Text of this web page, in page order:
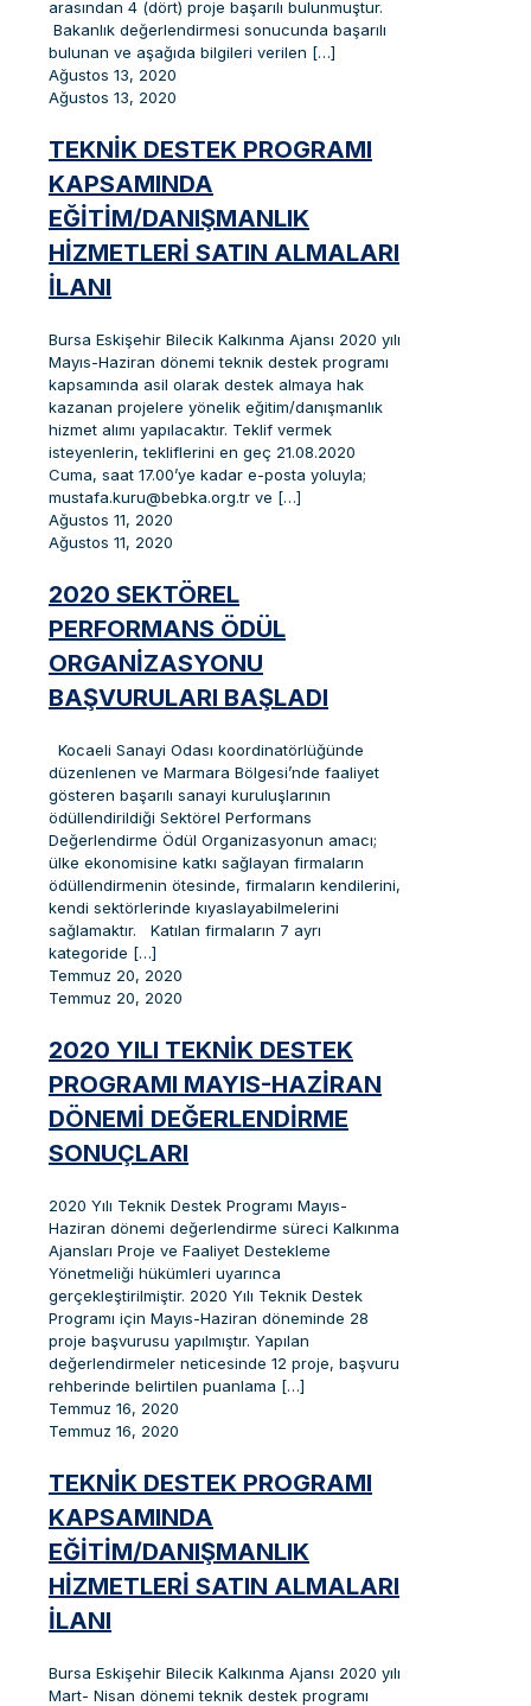
arasından 4 (dört) proje başarılı bulunmuştur.
Bakanlık değerlendirmesi sonucunda başarılı
bulunan ve aşağıda bilgileri verilen […]
Ağustos 13, 2020
Ağustos 13, 2020
TEKNIK DESTEK PROGRAMI
KAPSAMINDA
EĞITIM/DANIŞMANLIK
HIZMETLERI SATIN ALMALARI
İLANI
Bursa Eskişehir Bilecik Kalkınma Ajansı 2020 yılı
Mayıs-Haziran dönemi teknik destek programı
kapsamında asil olarak destek almaya hak
kazanan projelere yönelik eğitim/danışmanlık
hizmet alımı yapılacaktır. Teklif vermek
isteyenlerin, tekliflerini en geç 21.08.2020
Cuma, saat 17.00’ye kadar e-posta yoluyla;
mustafa.kuru@bebka.org.tr ve […]
Ağustos 11, 2020
Ağustos 11, 2020
2020 SEKTÖREL
PERFORMANS ÖDÜL
ORGANIZASYONU
BAŞVURULARI BAŞLADI
Kocaeli Sanayi Odası koordinatörlüğünde
düzenlenen ve Marmara Bölgesi’nde faaliyet
gösteren başarılı sanayi kuruluşlarının
ödüllendirildiği Sektörel Performans
Değerlendirme Ödül Organizasyonun amacı;
ülke ekonomisine katkı sağlayan firmaların
ödüllendirmenin ötesinde, firmaların kendilerini,
kendi sektörlerinde kıyaslayabilmelerini
sağlamaktır. Katılan firmaların 7 ayrı
kategoride […]
Temmuz 20, 2020
Temmuz 20, 2020
2020 YILI TEKNIK DESTEK
PROGRAMI MAYIS-HAZIRAN
DÖNEMI DEĞERLENDIRME
SONUÇLARI
2020 Yılı Teknik Destek Programı Mayıs-
Haziran dönemi değerlendirme süreci Kalkınma
Ajansları Proje ve Faaliyet Destekleme
Yönetmeliği hükümleri uyarınca
gerçekleştirilmiştir. 2020 Yılı Teknik Destek
Programı için Mayıs-Haziran döneminde 28
proje başvurusu yapılmıştır. Yapılan
değerlendirmeler neticesinde 12 proje, başvuru
rehberinde belirtilen puanlama […]
Temmuz 16, 2020
Temmuz 16, 2020
TEKNIK DESTEK PROGRAMI
KAPSAMINDA
EĞITIM/DANIŞMANLIK
HIZMETLERI SATIN ALMALARI
İLANI
Bursa Eskişehir Bilecik Kalkınma Ajansı 2020 yılı
Mart- Nisan dönemi teknik destek programı